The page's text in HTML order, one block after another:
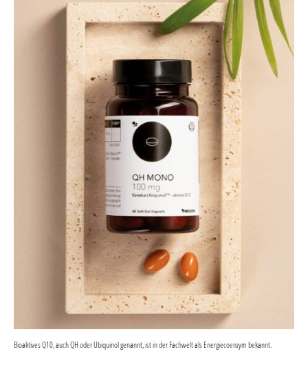
Bioaktives Q10, auch QH oder Ubiquinol genannt, ist in der Fachwelt als Energiecoenzym bekannt.